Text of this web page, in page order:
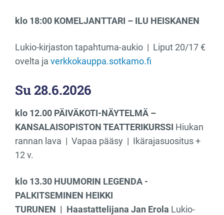
klo 18:00 KOMELJANTTARI – ILU HEISKANEN
Lukio-kirjaston tapahtuma-aukio | Liput 20/17 €
ovelta ja verkkokauppa.sotkamo.fi
Su 28.6.2026
klo 12.00 PÄIVÄKOTI-NÄYTELMÄ –
KANSALAISOPISTON TEATTERIKURSSI Hiukan
rannan lava | Vapaa pääsy | Ikärajasuositus +
12 v.
klo 13.30 HUUMORIN LEGENDA -
PALKITSEMINEN HEIKKI
TURUNEN | Haastattelijana Jan Erola Lukio-